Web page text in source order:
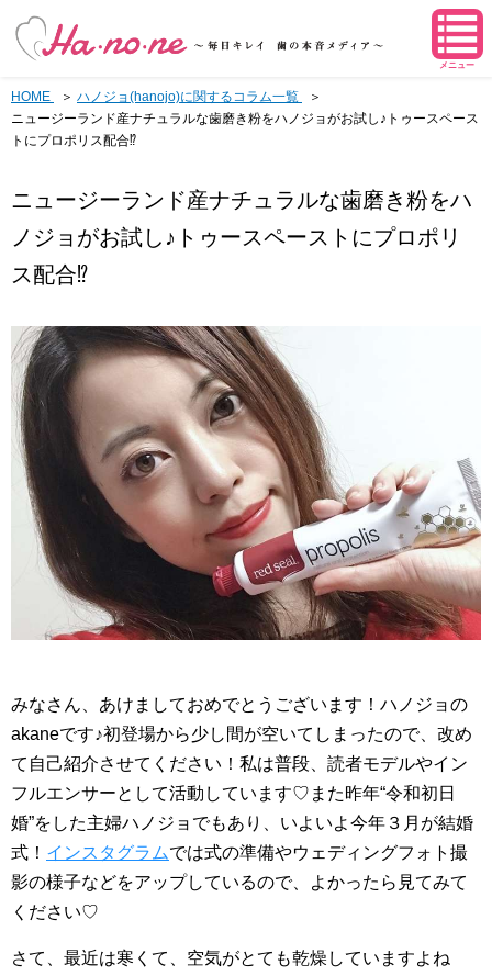
メニュー
HOME
ハノジョ(hanojo)に関するコラム一覧
ニュージーランド産ナチュラルな歯磨き粉をハノジョがお試し♪トゥースペース
トにプロポリス配合⁉︎
ニュージーランド産ナチュラルな歯磨き粉をハ
ノジョがお試し♪トゥースペーストにプロポリ
ス配合⁉︎
みなさん、あけましておめでとうございます！ハノジョの
akaneです♪初登場から少し間が空いてしまったので、改め
て自己紹介させてください！私は普段、読者モデルやイン
フルエンサーとして活動しています♡また昨年“令和初日
婚”をした主婦ハノジョでもあり、いよいよ今年３月が結婚
式！ インスタグラムでは式の準備やウェディングフォト撮
影の様子などをアップしているので、よかったら見てみて
ください♡
さて、最近は寒くて、空気がとても乾燥していますよね